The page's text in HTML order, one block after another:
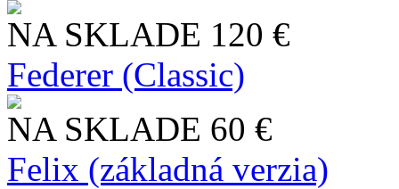
NA SKLADE 120 €
Federer (Classic)
NA SKLADE 60 €
Felix (základná verzia)